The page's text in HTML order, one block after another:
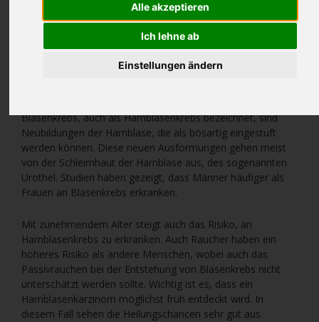
Alle akzeptieren
Ich lehne ab
Einstellungen ändern
Blasenkrebs, auch als Harnblasenkrebs bezeichnet, sind
Neubildungen der Harnblase, die als bösartig eingestuft
werden können. Diese neuen Ausformungen gehen meist
von der Schleimhaut der Harnblase aus, des sogenannten
Urothel. Studien haben gezeigt, dass Männer häufiger als
Frauen an Blasenkrebs erkranken.
Mit zunehmendem Alter steigt auch das Risiko, an
Harnblasenkrebs zu erkranken. Auch Raucher haben ein
höheres Risiko als andere Menschen, wobei auch das
Passivrauchen bei der Entstehung von Blasenkrebs nicht
unterschätzt werden sollte. Wichtig ist es, dass ein
Harnblasenkarzinom möglichst früh entdeckt wird. In
diesem Fall sehen die Heilungschancen sehr gut aus.